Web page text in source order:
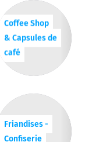
Coffee Shop
& Capsules de
café
Friandises -
Confiserie